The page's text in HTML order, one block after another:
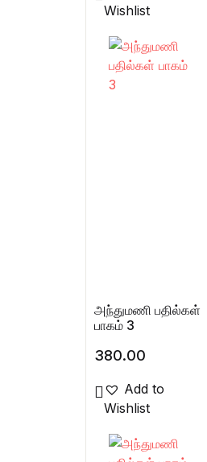
Wishlist
அந்துமணி பதில்கள்
பாகம் 3
380.00
Add to
Wishlist